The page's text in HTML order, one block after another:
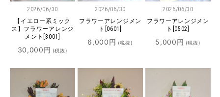
2026/06/30
【イエロー系ミック
ス】フラワーアレンジ
メント[3001]
30,000円 (税抜)
2026/06/30
フラワーアレンジメン
ト[0601]
6,000円 (税抜)
2026/06/30
フラワーアレンジメン
ト[0502]
5,000円 (税抜)